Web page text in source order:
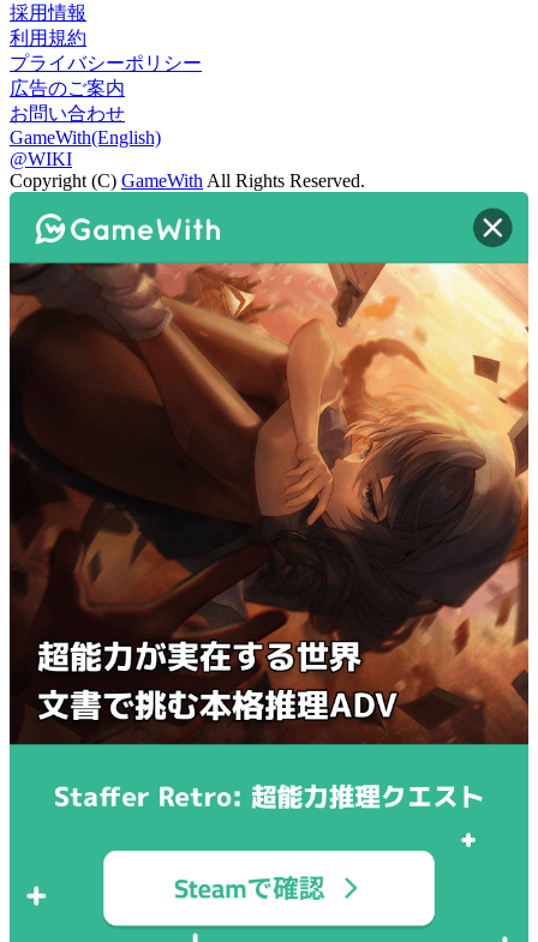
採用情報
利用規約
プライバシーポリシー
広告のご案内
お問い合わせ
GameWith(English)
@WIKI
Copyright (C) GameWith All Rights Reserved.